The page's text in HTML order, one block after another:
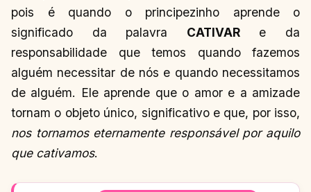
pois é quando o principezinho aprende o
significado da palavra CATIVARe da
responsabilidade que temos quando fazemos
alguém necessitar de nós e quando necessitamos
de alguém. Ele aprende que o amor e a amizade
tornam o objeto único, significativo e que, por isso,
nos tornamos eternamente responsável por aquilo
que cativamos.